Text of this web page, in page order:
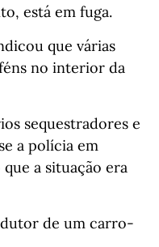
está em fuga.
que várias
no interior da
sequestradores e
a polícia em
a situação era
de um carro-